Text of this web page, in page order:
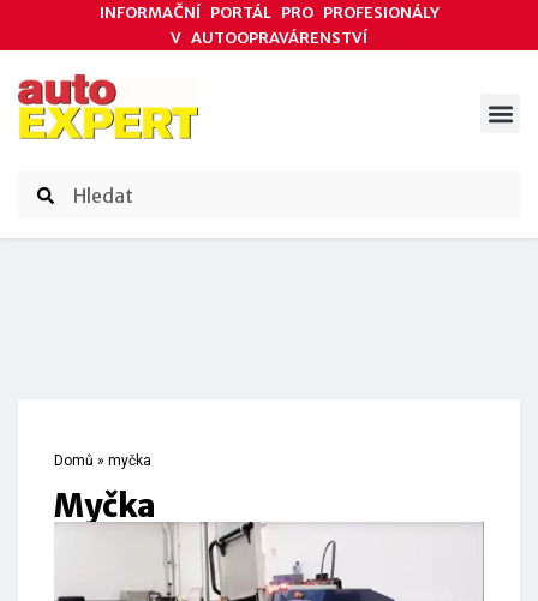
INFORMAČNÍ PORTÁL PRO PROFESIONÁLY
V AUTOOPRAVÁRENSTVÍ
Domů » myčka
myčka